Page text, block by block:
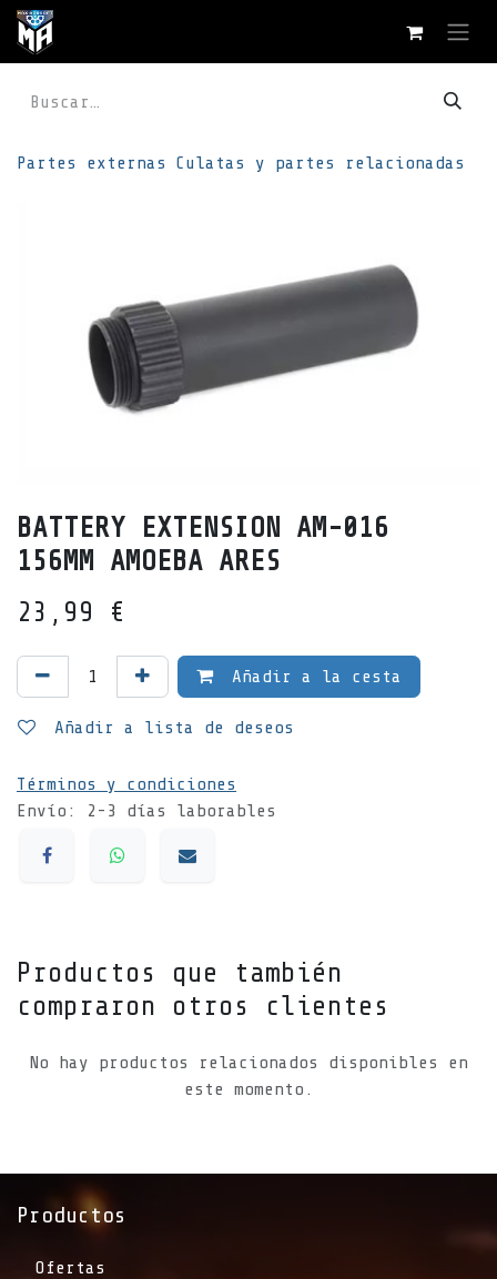
Ir al contenido
Partes externas Culatas y partes relacionadas
BATTERY EXTENSION AM-016
156MM AMOEBA ARES
23,99
€
Añadir a la cesta
Añadir a lista de deseos
Términos y condiciones
Envío: 2-3 días laborables
Productos que también
compraron otros clientes
No hay productos relacionados disponibles en
este momento.
Productos
Ofertas